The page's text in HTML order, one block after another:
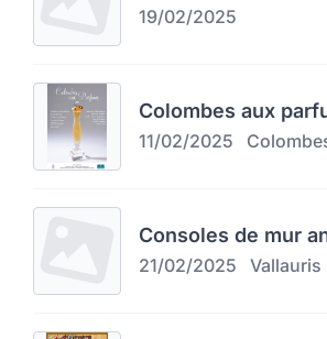
19/02/2025
Colombes aux
11/02/2025
Consoles de mur
21/02/2025 Vallauris